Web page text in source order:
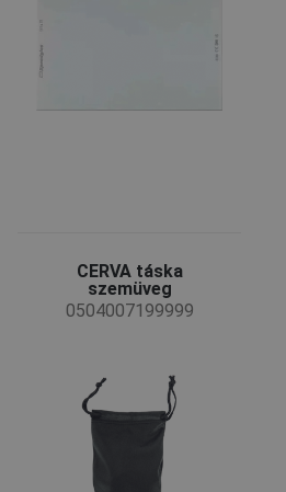
CERVA táska
szemüveg
0504007199999